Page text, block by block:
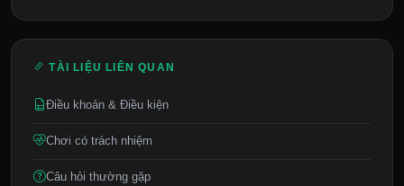
TÀI LIỆU LIÊN QUAN
Điều khoản & Điều kiện
Chơi có trách nhiệm
Câu hỏi thường gặp